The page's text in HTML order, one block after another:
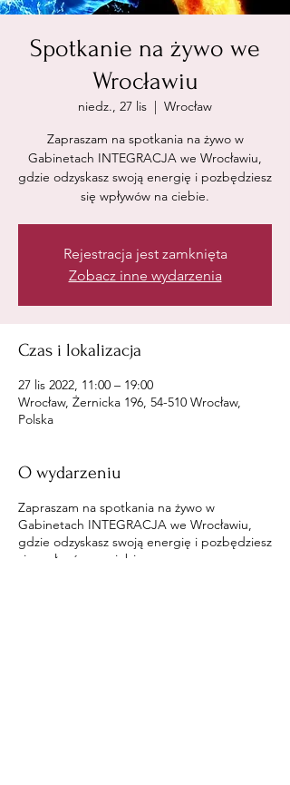
Spotkanie na żywo we
Wrocławiu
niedz., 27 lis
  |
Wrocław
Zapraszam na spotkania na żywo w
Gabinetach INTEGRACJA we Wrocławiu,
gdzie odzyskasz swoją energię i pozbędziesz
się wpływów na ciebie.
Rejestracja jest zamknięta
Zobacz inne wydarzenia
Czas i lokalizacja
27 lis 2022, 11:00 – 19:00
Wrocław, Żernicka 196, 54-510 Wrocław,
Polska
O wydarzeniu
Zapraszam na spotkania na żywo w
Gabinetach INTEGRACJA we Wrocławiu,
gdzie odzyskasz swoją energię i pozbędziesz
się wpływów na ciebie.